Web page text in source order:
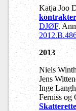
Katja Joo
kontrakter
DJØF.
2013
Niels
Jens
Inge
Ferniss og